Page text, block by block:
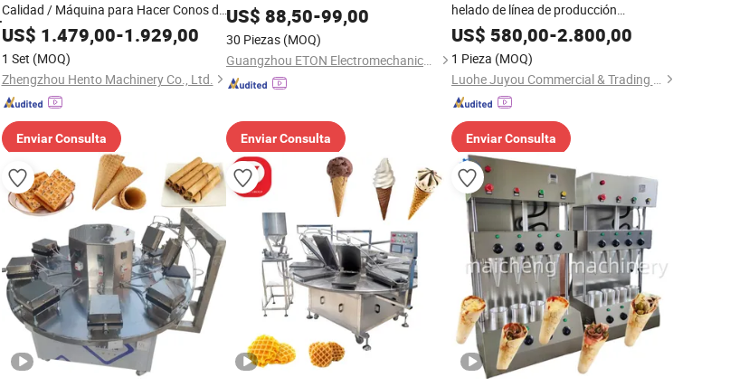
Calidad / Máquina para Hacer Conos de
Helado
US$ 1.479,00-1.929,00
1 Set (MOQ)
Zhengzhou Hento Machinery Co., Ltd.
Enviar Consulta
US$ 88,50-99,00
30 Piezas (MOQ)
Guangzhou ETON Electromechanical Co., Ltd.
Enviar Consulta
helado de línea de producción
semiautomática
US$ 580,00-2.800,00
1 Pieza (MOQ)
Luohe Juyou Commercial & Trading Co., Ltd.
Enviar Consulta